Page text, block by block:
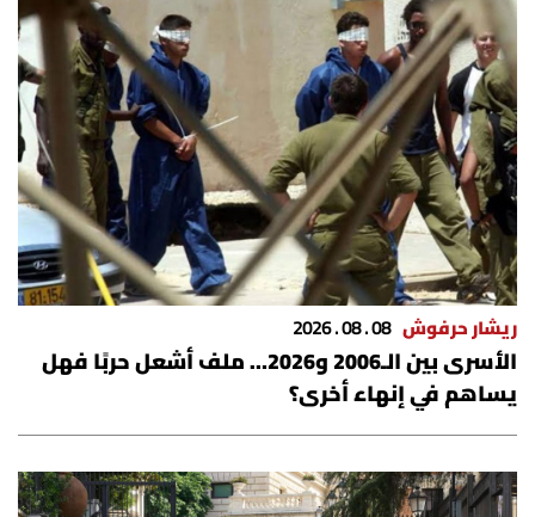
ريشار حرفوش 08 . 08 . 2026
الأسرى بين الـ2006 و2026… ملف أشعل حربًا فهل
يساهم في إنهاء أخرى؟